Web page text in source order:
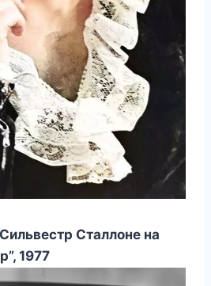
Сталлоне на
1977